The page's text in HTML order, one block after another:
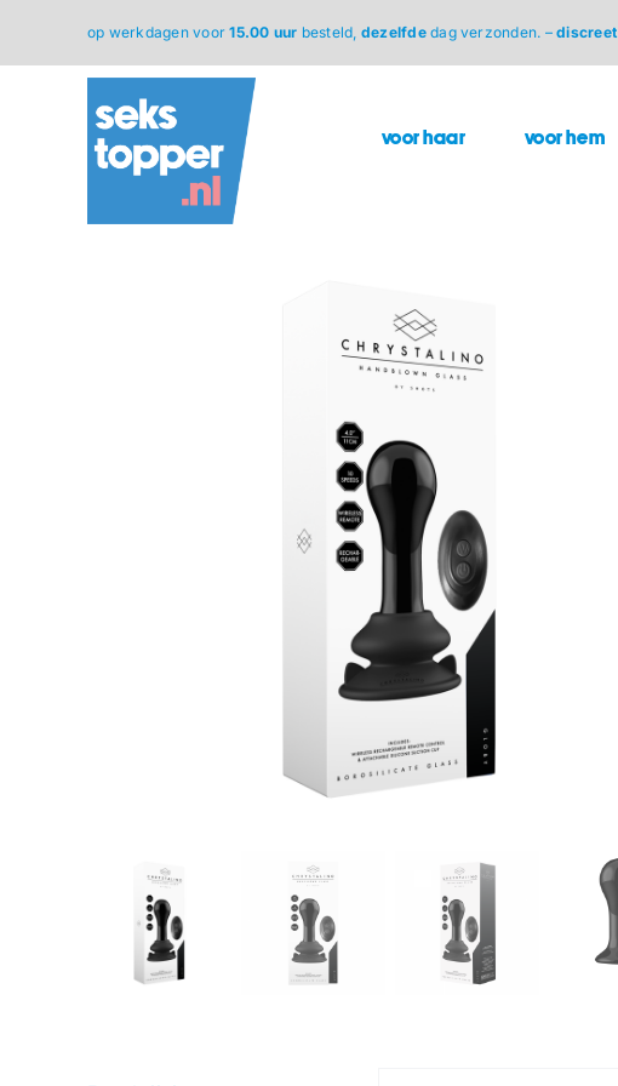
inhoud
op werkdagen voor15.00 uur besteld, dezelfdedag verzonden. –discreet
voor haar voor hem